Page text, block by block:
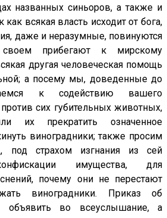
названных синьоров, а также и
как всякая власть исходит от бога,
даже и неразумные, повинуются
прибегают к мирскому
другая человеческая помощь
а посему мы, доведенные до
к содействию вашего
сих губительных животных,
их прекратить означенное
виноградники; также просим
под страхом изгнания из сей
имущества, для
почему они не перестают
виноградники. Приказ об
объявить во всеуслышание, а